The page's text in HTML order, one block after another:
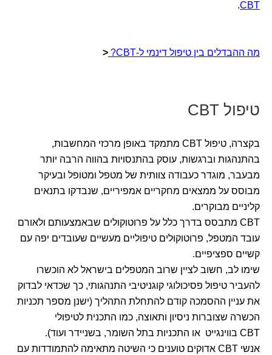
CBT
.
מה ההבדלים בין טיפול דינמי ל-CBT? <
טיפול CBT
בקצרה, טיפול CBT מתמקד באופן מרכזי המחשבות,
בהתנהגות וברגשות, עוסק בהתנסויות בהווה הרבה יותר
מבעבר, מוגדר כעבודה צוותית של מטפל ומטופל ובעיקר
מבוסס על ממצאים מחקריים אמפיריים, שנבדקו בתנאים
קליניים מבוקרים.
CBT מתבסס בדרך כלל על פרוטוקולים שבאמצעותם ולאורם
עובד המטפל, פרוטוקולים טיפוליים מעשיים שעובדים יפה עם
קשיים ספציפיים.
שימו לב, חשוב לציין שרוב המטפלים בישראל לא הוכשרו
להעביר טיפול פסיכולוגי קוגניטיבי התנהגותי, כך שכדאי לבדוק
את עניין ההסמכה קודם להתחלת התהליך (ישנן מספר תכניות
הכשרה שצוברות ניסיון ותאוצה, כמו התכנית לטיפולי
CBT בווינגייט או התכניות בתל השומר, בשניידר ועוד).
אנשי CBT אדוקים טוענים כי השיטה מתאימה להתמודדות עם